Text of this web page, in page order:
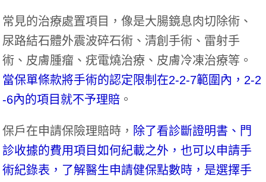
常見的治療處置項目，像是大腸鏡息肉切除術、
尿路結石體外震波碎石術、清創手術、雷射手
術、皮膚腫瘤、疣電燒治療、皮膚冷凍治療等。
當保單條款將手術的認定限制在2-2-7範圍內，2-2
-6內的項目就不予理賠 。
保戶在申請保險理賠時， 除了看診斷證明書、門
診收據的費用項目如何紀載之外，也可以申請手
術紀錄表，了解醫生申請健保點數時，是選擇手